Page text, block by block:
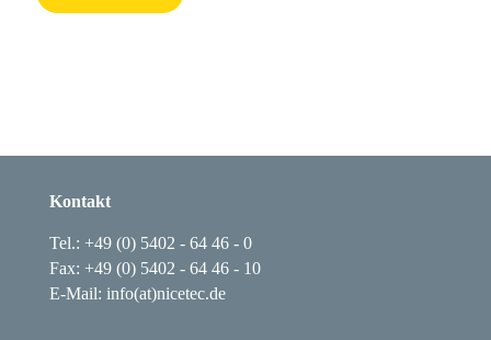
Kontakt
Tel.: +49 (0) 5402 - 64 46 - 0
Fax: +49 (0) 5402 - 64 46 - 10
E-Mail: info(at)nicetec.de